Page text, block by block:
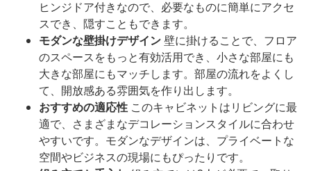
ヒンジドア付きなので、必要なものに簡単にアクセ
スでき、隠すこともできます。
モダンな壁掛けデザイン壁に掛けることで、フロア
のスペースをもっと有効活用でき、小さな部屋にも
大きな部屋にもマッチします。部屋の流れをよくし
て、開放感ある雰囲気を作り出します。
おすすめの適応性 このキャビネットはリビングに最
適で、さまざまなデコレーションスタイルに合わせ
やすいです。モダンなデザインは、プライベートな
空間やビジネスの現場にもぴったりです。